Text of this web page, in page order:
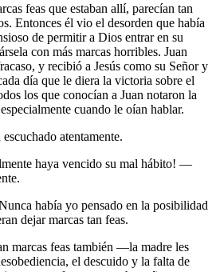
feas que estaban allí, parecían tan
Entonces él vio el desorden que había
de permitir a Dios entrar en su
con más marcas horribles. Juan
y recibió a Jesús como su Señor y
día que le diera la victoria sobre el
los que conocían a Juan notaron la
cuando le oían hablar.
atentamente.
haya vencido su mal hábito! —
había yo pensado en la posibilidad
dejar marcas tan feas.
marcas feas también —la madre les
el descuido y la falta de